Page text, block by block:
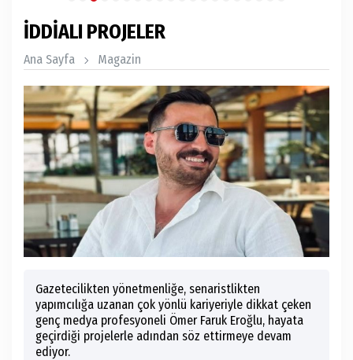
İDDİALI PROJELER
Ana Sayfa Magazin
Gazetecilikten yönetmenliğe, senaristlikten
yapımcılığa uzanan çok yönlü kariyeriyle dikkat çeken
genç medya profesyoneli Ömer Faruk Eroğlu, hayata
geçirdiği projelerle adından söz ettirmeye devam
ediyor.